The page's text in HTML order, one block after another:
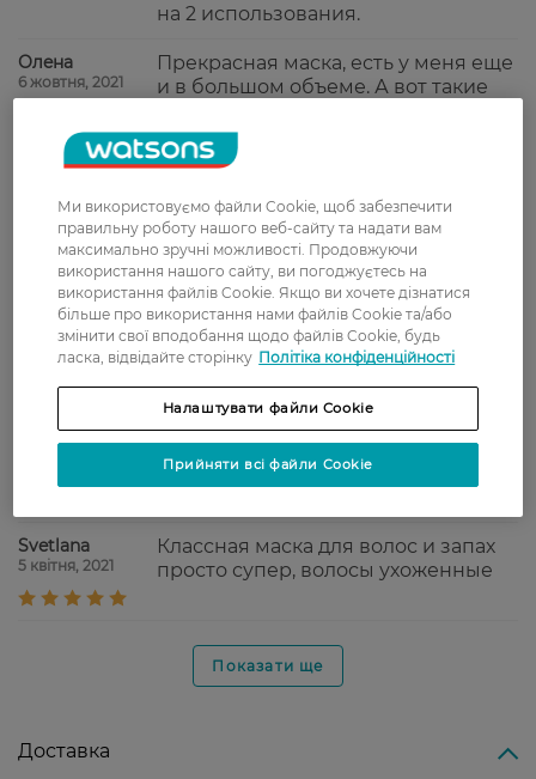
на 2 использования.
Олeна
6 жовтня, 2021
Прекрасная маска, есть у меня еще
и в большом объеме. А вот такие
поездках, очень удобно и
экономично. Отлично оживляет и
придает блеск и силу.
Маргарита
1 жовтня, 2021
Классная маска для волос и запах
просто супер, волосы ухоженные
Марина
Волосы очень мягкие, гладкие и
до нее были безжизненными от
окрашиваний немного. При
регулярном применении (даже не
частом) думаю скоро их
Svetlana
5 квітня, 2021
Классная маска для волос и запах
просто супер, волосы ухоженные
Показати ще
Доставка
Ми використовуємо файли Cookie, щоб забезпечити
правильну роботу нашого веб-сайту та надати вам
максимально зручні можливості. Продовжуючи
використання нашого сайту, ви погоджуєтесь на
використання файлів Cookie. Якщо ви хочете дізнатися
більше про використання нами файлів Cookie та/або
змінити свої вподобання щодо файлів Cookie, будь
ласка, відвідайте сторінку Політіка конфіденційності
Налаштувати файли Cookie
Прийняти всі файли Cookie